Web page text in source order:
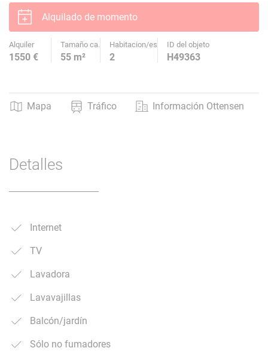
Alquilado de momento
Alquiler Tamaño ca. Habitacion/es ID del objeto
1550 € 55 m² 2 H49363
Mapa Tráfico Información Ottensen
Detalles
Internet
TV
Lavadora
Lavavajillas
Balcón/jardín
Sólo no fumadores